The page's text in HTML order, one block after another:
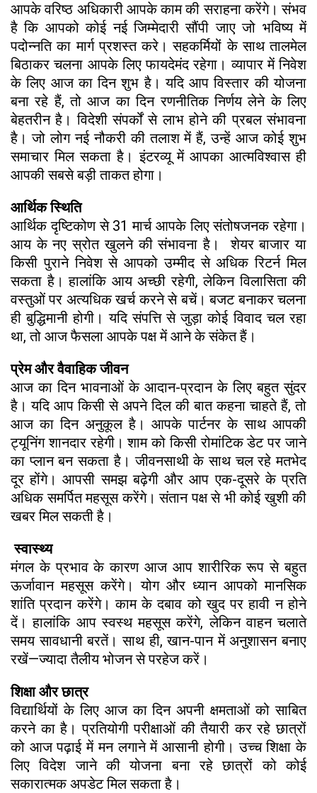
आपके वरिष्ठ अधिकारी आपके काम की सराहना करेंगे। संभव
है कि आपको कोई नई जिम्मेदारी सौंपी जाए जो भविष्य में
पदोन्नति का मार्ग प्रशस्त करे। सहकर्मियों के साथ तालमेल
बिठाकर चलना आपके लिए फायदेमंद रहेगा। व्यापार में निवेश
के लिए आज का दिन शुभ है। यदि आप विस्तार की योजना
बना रहे हैं, तो आज का दिन रणनीतिक निर्णय लेने के लिए
बेहतरीन है। विदेशी संपर्कों से लाभ होने की प्रबल संभावना
है। जो लोग नई नौकरी की तलाश में हैं, उन्हें आज कोई शुभ
समाचार मिल सकता है। इंटरव्यू में आपका आत्मविश्वास ही
आपकी सबसे बड़ी ताकत होगा।
आर्थिक स्थिति
आर्थिक दृष्टिकोण से 31 मार्च आपके लिए संतोषजनक रहेगा।
आय के नए स्रोत खुलने की संभावना है। शेयर बाजार या
किसी पुराने निवेश से आपको उम्मीद से अधिक रिटर्न मिल
सकता है। हालांकि आय अच्छी रहेगी, लेकिन विलासिता की
वस्तुओं पर अत्यधिक खर्च करने से बचें। बजट बनाकर चलना
ही बुद्धिमानी होगी। यदि संपत्ति से जुड़ा कोई विवाद चल रहा
था, तो आज फैसला आपके पक्ष में आने के संकेत हैं।
प्रेम और वैवाहिक जीवन
आज का दिन भावनाओं के आदान-प्रदान के लिए बहुत सुंदर
है। यदि आप किसी से अपने दिल की बात कहना चाहते हैं, तो
आज का दिन अनुकूल है। आपके पार्टनर के साथ आपकी
ट्यूनिंग शानदार रहेगी। शाम को किसी रोमांटिक डेट पर जाने
का प्लान बन सकता है। जीवनसाथी के साथ चल रहे मतभेद
दूर होंगे। आपसी समझ बढ़ेगी और आप एक-दूसरे के प्रति
अधिक समर्पित महसूस करेंगे। संतान पक्ष से भी कोई खुशी की
खबर मिल सकती है।
स्वास्थ्य
मंगल के प्रभाव के कारण आज आप शारीरिक रूप से बहुत
ऊर्जावान महसूस करेंगे। योग और ध्यान आपको मानसिक
शांति प्रदान करेंगे। काम के दबाव को खुद पर हावी न होने
दें। हालांकि आप स्वस्थ महसूस करेंगे, लेकिन वाहन चलाते
समय सावधानी बरतें। साथ ही, खान-पान में अनुशासन बनाए
रखें—ज्यादा तैलीय भोजन से परहेज करें।
शिक्षा और छात्र
विद्यार्थियों के लिए आज का दिन अपनी क्षमताओं को साबित
करने का है। प्रतियोगी परीक्षाओं की तैयारी कर रहे छात्रों
को आज पढ़ाई में मन लगाने में आसानी होगी। उच्च शिक्षा के
लिए विदेश जाने की योजना बना रहे छात्रों को कोई
सकारात्मक अपडेट मिल सकता है।